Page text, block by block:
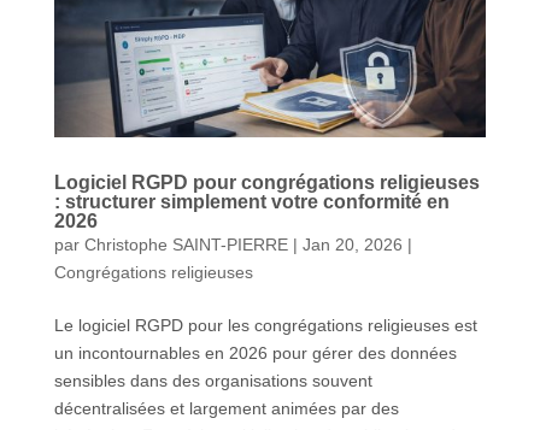
Logiciel RGPD pour congrégations religieuses
: structurer simplement votre conformité en
2026
par Christophe SAINT-PIERRE| Jan 20, 2026 |
Congrégations religieuses
Le logiciel RGPD pour les congrégations religieuses est
un incontournables en 2026 pour gérer des données
sensibles dans des organisations souvent
décentralisées et largement animées par des